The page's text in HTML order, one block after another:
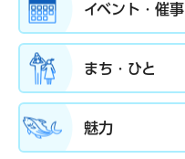
イベント・催事
まち・ひと
魅力